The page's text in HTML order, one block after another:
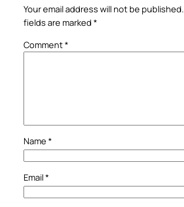
Your email address will not be published.
fields are marked *
Comment*
Name *
Email*